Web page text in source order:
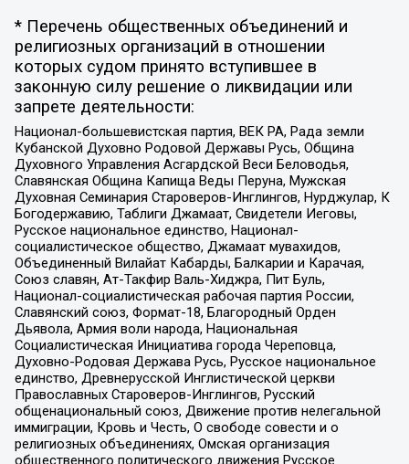
* Перечень общественных объединений и
религиозных организаций в отношении
которых судом принято вступившее в
законную силу решение о ликвидации или
запрете деятельности:
Национал-большевистская партия, ВЕК РА, Рада земли
Кубанской Духовно Родовой Державы Русь, Община
Духовного Управления Асгардской Веси Беловодья,
Славянская Община Капища Веды Перуна, Мужская
Духовная Семинария Староверов-Инглингов, Нурджулар, К
Богодержавию, Таблиги Джамаат, Свидетели Иеговы,
Русское национальное единство, Национал-
социалистическое общество, Джамаат мувахидов,
Объединенный Вилайат Кабарды, Балкарии и Карачая,
Союз славян, Ат-Такфир Валь-Хиджра, Пит Буль,
Национал-социалистическая рабочая партия России,
Славянский союз, Формат-18, Благородный Орден
Дьявола, Армия воли народа, Национальная
Социалистическая Инициатива города Череповца,
Духовно-Родовая Держава Русь, Русское национальное
единство, Древнерусской Инглистической церкви
Православных Староверов-Инглингов, Русский
общенациональный союз, Движение против нелегальной
иммиграции, Кровь и Честь, О свободе совести и о
религиозных объединениях, Омская организация
общественного политического движения Русское